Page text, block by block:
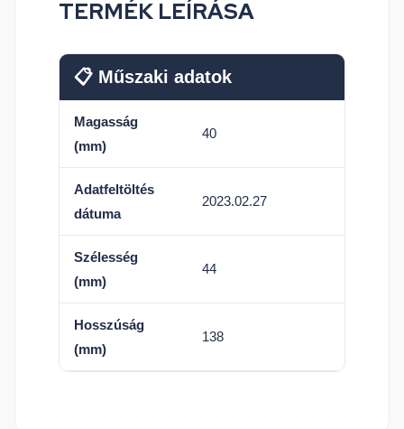
TERMÉK LEÍRÁSA
📋 Műszaki adatok
Magasság
(mm)
40
Adatfeltöltés
dátuma
2023.02.27
Szélesség
(mm)
44
Hosszúság
(mm)
138